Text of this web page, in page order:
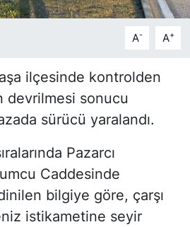
A- A+
ilçesinde kontrolden
devrilmesi sonucu
sürücü yaralandı.
Pazarcı
Caddesinde
bilgiye göre, çarşı
istikametine seyir